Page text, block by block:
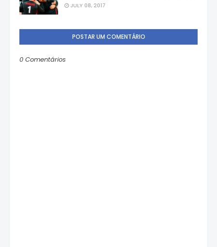
JULY 08, 2017
POSTAR UM COMENTÁRIO
0 Comentários